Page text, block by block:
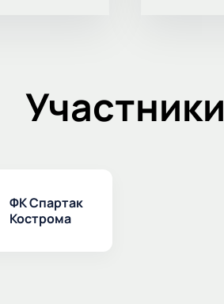
Участники
ФК Спартак
Кострома